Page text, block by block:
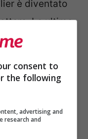
è diventato
Le ultime
selvaggio
e di
consent to
the following
advertising and
research and